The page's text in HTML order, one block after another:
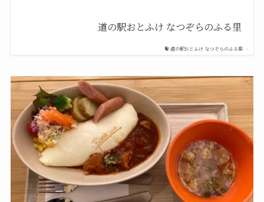
道の駅おとふけ なつぞらのふる里 …
道の駅おとふけ なつぞらのふる里